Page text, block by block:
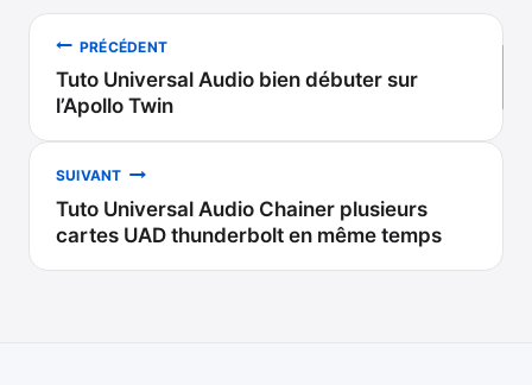
Navigation
de
l’article
PRÉCÉDENT
Tuto Universal Audio bien débuter sur
l’Apollo Twin
SUIVANT
Tuto Universal Audio Chainer plusieurs
cartes UAD thunderbolt en même temps